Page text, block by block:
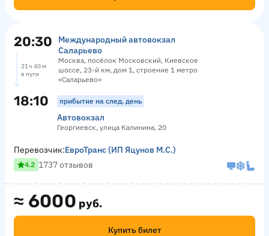
20:30
Международный автовокзал
Саларьево
Москва, посёлок Московский, Киевское
шоссе, 23-й км, дом 1, строение 1 метро
«Саларьево»
21 ч 40 м
в пути
18:10 прибытие на след. день
Автовокзал
Георгиевск, улица Калинина, 20
≈ 6000 руб.
Купить билет
Перевозчик:ЕвроТранс (ИП Яцунов М.С.)
4.2 1737 отзывов